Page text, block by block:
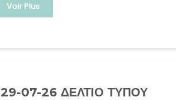
Voir Plus
29-07-26 ΔΕΛΤΙΟ ΤΥΠΟΥ